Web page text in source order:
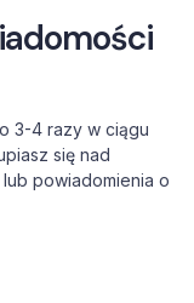
3-4 razy w ciągu
się nad
powiadomienia o